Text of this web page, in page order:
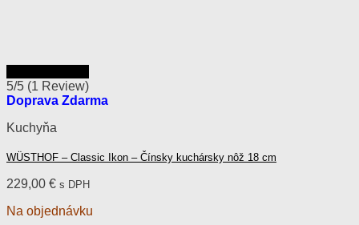
5/5 (1 Review)
Doprava Zdarma
Kuchyňa
WÜSTHOF – Classic Ikon – Čínsky kuchársky nôž 18 cm
229,00 € s DPH
Na objednávku